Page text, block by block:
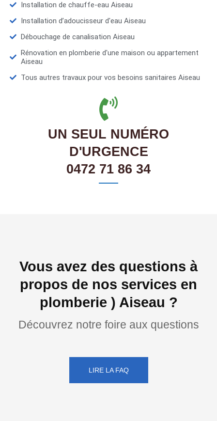
Installation de chauffe-eau Aiseau
Installation d’adoucisseur d'eau Aiseau
Débouchage de canalisation Aiseau
Rénovation en plomberie d'une maison ou appartement
Aiseau
Tous autres travaux pour vos besoins sanitaires Aiseau
UN SEUL NUMÉRO
D'URGENCE
0472 71 86 34
Vous avez des questions à
propos de nos services en
plomberie ) Aiseau ?
Découvrez notre foire aux questions
LIRE LA FAQ